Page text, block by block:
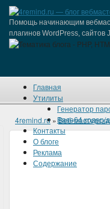
Помощь начинающим
плагинов WordPress, сайтов
Главная
Утилиты
Генератор
Base64 кодер/
Контакты
О блоге
Реклама
Содержание
4remind.ru »Веб-